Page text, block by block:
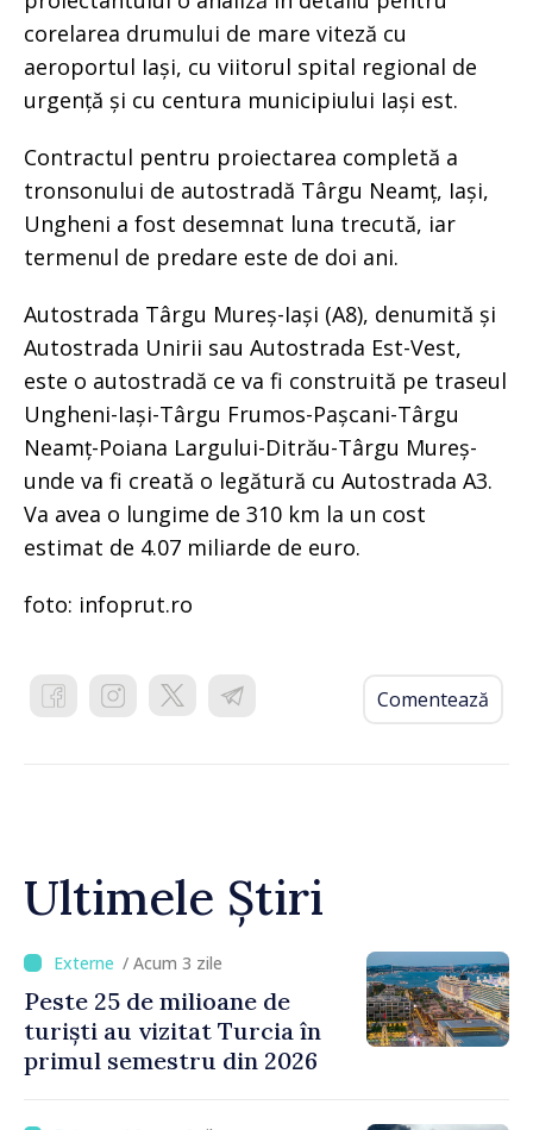
corelarea drumului de mare viteză cu
aeroportul Iași, cu viitorul spital regional de
urgență și cu centura municipiului Iași est.
Contractul pentru proiectarea completă a
tronsonului de autostradă Târgu Neamț, Iași,
Ungheni a fost desemnat luna trecută, iar
termenul de predare este de doi ani.
Autostrada Târgu Mureș-Iași (A8), denumită și
Autostrada Unirii sau Autostrada Est-Vest,
este o autostradă ce va fi construită pe traseul
Ungheni-Iași-Târgu Frumos-Pașcani-Târgu
Neamț-Poiana Largului-Ditrău-Târgu Mureș-
unde va fi creată o legătură cu Autostrada A3.
Va avea o lungime de 310 km la un cost
estimat de 4.07 miliarde de euro.
foto: infoprut.ro
Comentează
Ultimele Știri
/ Acum 3 zile
Peste 25 de milioane de
turiști au vizitat Turcia în
primul semestru din 2026